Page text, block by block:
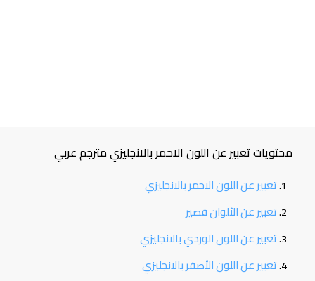
محتويات تعبير عن اللون الاحمر بالانجليزي مترجم عربي
تعبير عن اللون الاحمر بالانجليزي
تعبير عن الألوان قصير
تعبير عن اللون الوردي بالانجليزي
تعبير عن اللون الأصفر بالانجليزي